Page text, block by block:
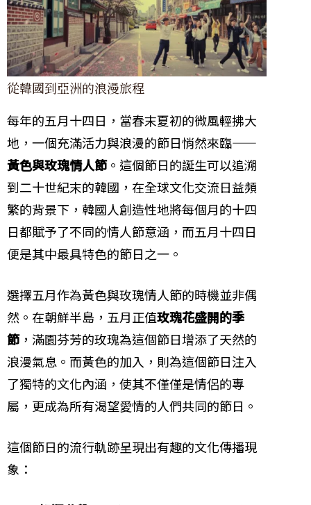
從韓國到亞洲的浪漫旅程
每年的五月十四日，當春末夏初的微風輕拂大
地，一個充滿活力與浪漫的節日悄然來臨——
黃色與玫瑰情人節。這個節日的誕生可以追溯
到二十世紀末的韓國，在全球文化交流日益頻
繁的背景下，韓國人創造性地將每個月的十四
日都賦予了不同的情人節意涵，而五月十四日
便是其中最具特色的節日之一。
選擇五月作為黃色與玫瑰情人節的時機並非偶
然。在朝鮮半島，五月正值玫瑰花盛開的季
節，滿園芬芳的玫瑰為這個節日增添了天然的
浪漫氣息。而黃色的加入，則為這個節日注入
了獨特的文化內涵，使其不僅僅是情侶的專
屬，更成為所有渴望愛情的人們共同的節日。
這個節日的流行軌跡呈現出有趣的文化傳播現
象：